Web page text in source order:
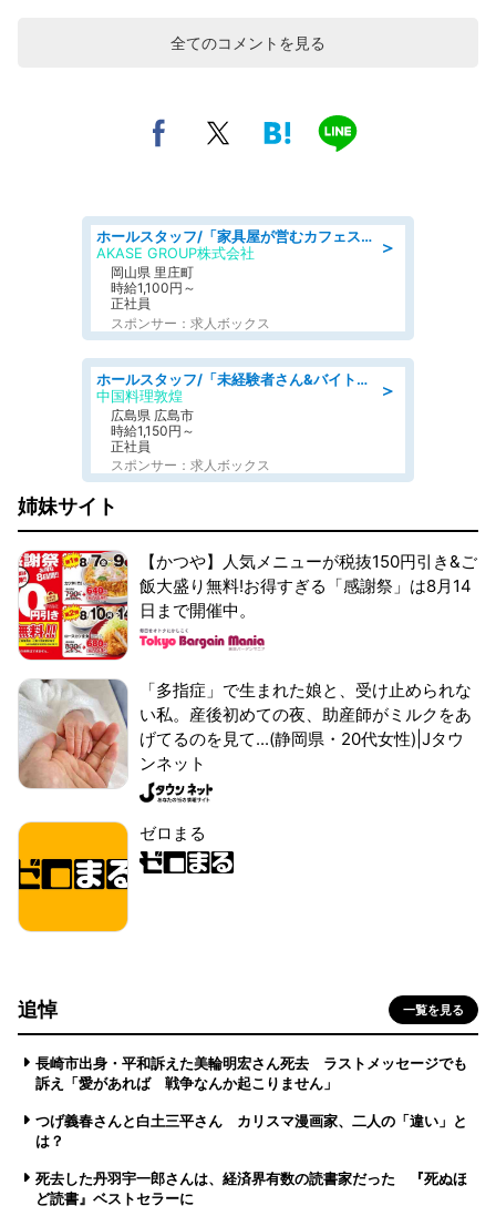
全てのコメントを見る
＞
ホールスタッフ/「家具屋が営むカフェスタッフ!」週2日～OK!嬉しいまかない付き/岡山県/浅口郡里庄町
AKASE GROUP株式会社
岡山県 里庄町
時給1,100円～
正社員
スポンサー：求人ボックス
＞
ホールスタッフ/「未経験者さん&バイトデビューも大歓迎」残業ほぼなし×1日3時間〜勤務OK!フォロー体制も充実/広島県/広島市南区
中国料理敦煌
広島県 広島市
時給1,150円～
正社員
スポンサー：求人ボックス
姉妹サイト
【かつや】人気メニューが税抜150円引き&ご
飯大盛り無料!お得すぎる「感謝祭」は8月14
日まで開催中。
「多指症」で生まれた娘と、受け止められな
い私。産後初めての夜、助産師がミルクをあ
げてるのを見て...(静岡県・20代女性)|Jタウ
ンネット
ゼロまる
追悼 一覧を見る
長崎市出身・平和訴えた美輪明宏さん死去 ラストメッセージでも
訴え「愛があれば 戦争なんか起こりません」
つげ義春さんと白土三平さん カリスマ漫画家、二人の「違い」と
は？
死去した丹羽宇一郎さんは、経済界有数の読書家だった 『死ぬほ
ど読書』ベストセラーに